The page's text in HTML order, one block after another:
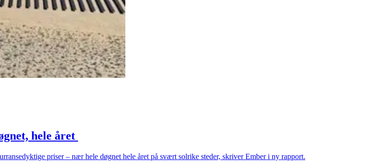
hele året
priser – nær hele døgnet hele året på svært solrike steder, skriver Ember i ny rapport.